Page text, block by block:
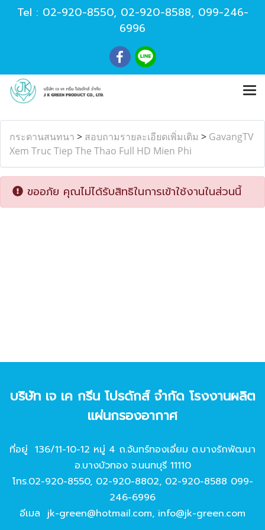
Tel : 02-920-8550, 02-920-8588, 099-246-
6996
กระดานสนทนา > สอบถามรายละเอียดเพิ่มเติม > GavangTV
Xem Truc Tiep The Thao Full HD Mien Phi
ขออภัย คุณไม่ได้รับสิทธิในการเข้าใช้งานในส่วนนี้
บริษัท เจ เค กรีน โปรดักส์ จํากัด โรงงานผลิต
แผ่นกรองอากาศ
ที่อยู่ 136/11-10-12 หมู่ 4 ถ.จันทร์ทองเอี่ยม ต.บางรักพัฒนา
อ.บางบัวทอง จ.นนทบุรี 11110
โทร.02-920-8550, 02-920-8802, 02-920-8588 099-
246-6996
อีเมล jk-green@hotmail.com, info@jk-green.com